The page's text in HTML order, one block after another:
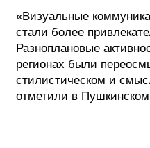
«Визуальные
стали более
Разноплановые
регионах были
стилистическом и
отметили в
О